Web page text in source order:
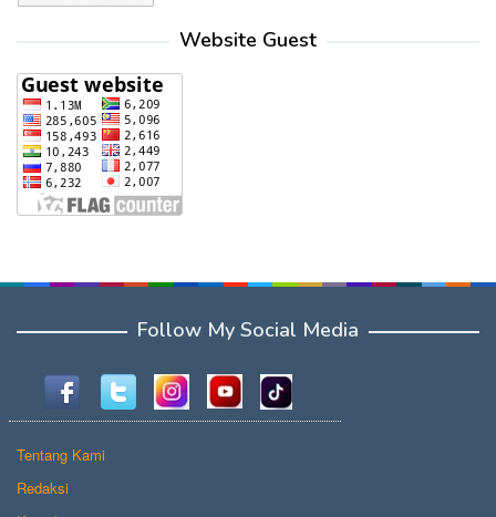
Website Guest
Follow My Social Media
Tentang Kami
Redaksi